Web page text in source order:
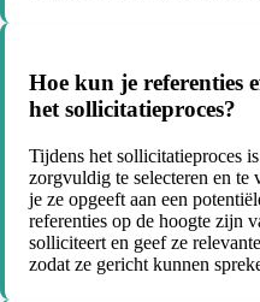
Hoe kun je referenties
het sollicitatieproces?
Tijdens het sollicitatieproces
zorgvuldig te selecteren en te
je ze opgeeft aan een
referenties op de hoogte zijn
solliciteert en geef ze
zodat ze gericht kunnen